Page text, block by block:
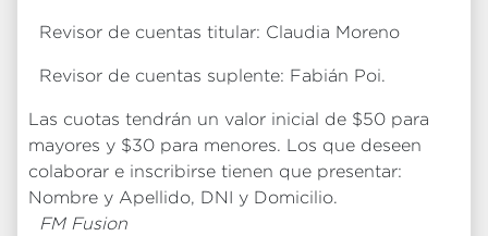
Revisor de cuentas titular: Claudia Moreno
Revisor de cuentas suplente: Fabián Poi.
Las cuotas tendrán un valor inicial de $50 para
mayores y $30 para menores. Los que deseen
colaborar e inscribirse tienen que presentar:
Nombre y Apellido, DNI y Domicilio.
FM Fusion